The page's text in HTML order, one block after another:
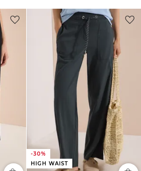
-30%
HIGH WAIST